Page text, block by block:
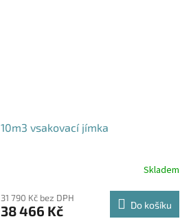
10m3 vsakovací jímka
produktu
je
Skladem
31 790 Kč bez DPH
38 466 Kč Do košíku